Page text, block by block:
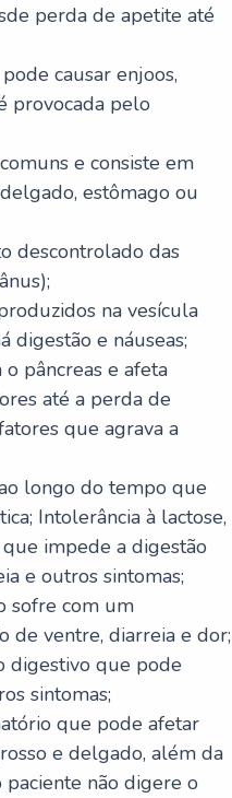
perda de apetite até
causar enjoos,
provocada pelo
e consiste em
estômago ou
descontrolado das
na vesícula
digestão e náuseas;
pâncreas e afeta
até a perda de
que agrava a
longo do tempo que
Intolerância à lactose,
impede a digestão
e outros sintomas;
sofre com um
de ventre, diarreia e dor;
digestivo que pode
sintomas;
que pode afetar
e delgado, além da
não digere o